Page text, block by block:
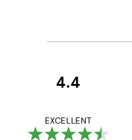
4.4
EXCELLENT